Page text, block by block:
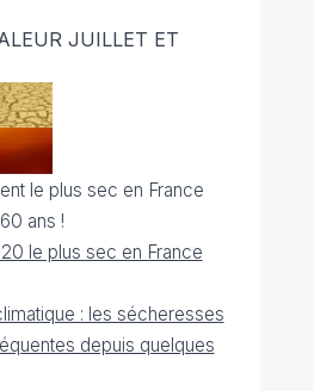
JUILLET ET
le plus sec en France
ans !
le plus sec en France
: les sécheresses
depuis quelques